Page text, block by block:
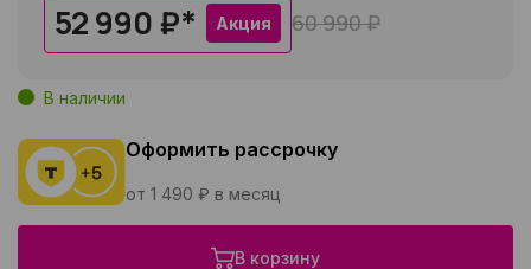
52 990 ₽* Акция 60 990 ₽
В наличии
Оформить рассрочку
от 1 490 ₽ в месяц
В корзину